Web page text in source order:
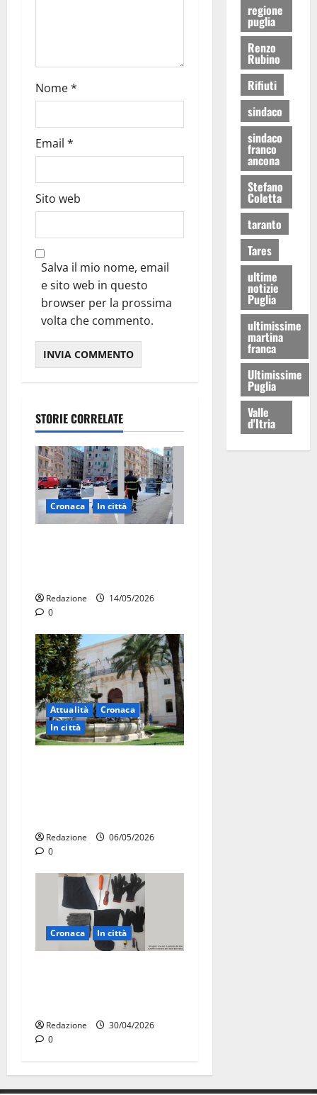
Nome*
Email *
Sito web
Salva il mio nome, email
e sito web in questo
browser per la prossima
volta che commento.
STORIE CORRELATE
Cronaca In città
Redazione
14/05/2026
0
Attualità
Cronaca
In città
Redazione
06/05/2026
0
Cronaca In città
Redazione
30/04/2026
0
regione
puglia
Renzo
Rubino
Rifiuti
sindaco
sindaco
franco
ancona
Stefano
Coletta
taranto
Tares
ultime
notizie
Puglia
ultimissime
martina
franca
Ultimissime
Puglia
Valle
d'Itria